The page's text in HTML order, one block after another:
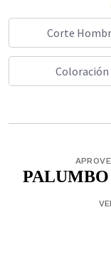
Corte
Coloración